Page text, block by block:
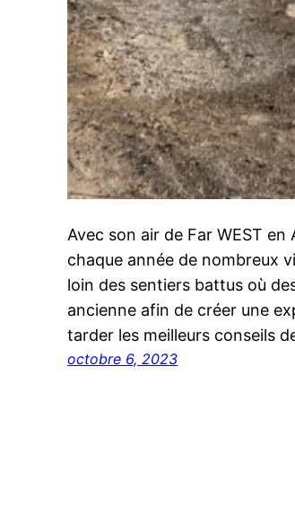
Avec son air de Far WEST
chaque année de nombreux
loin des sentiers battus où
ancienne afin de créer une
tarder les meilleurs conseils
octobre 6, 2023